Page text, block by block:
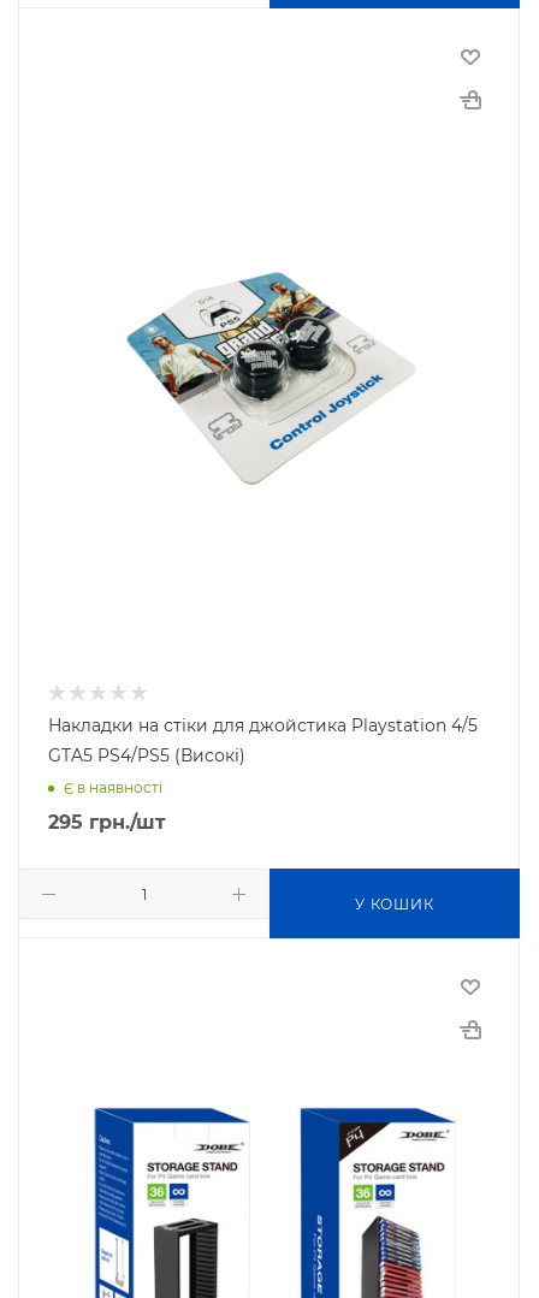
Накладки на стіки для джойстика Playstation 4/5
GTA5 PS4/PS5 (Високі)
Є в наявності
295 грн./шт
У КОШИК